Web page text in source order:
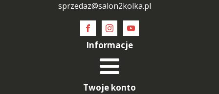
sprzedaz@salon2kolka.pl
Informacje
Twoje konto